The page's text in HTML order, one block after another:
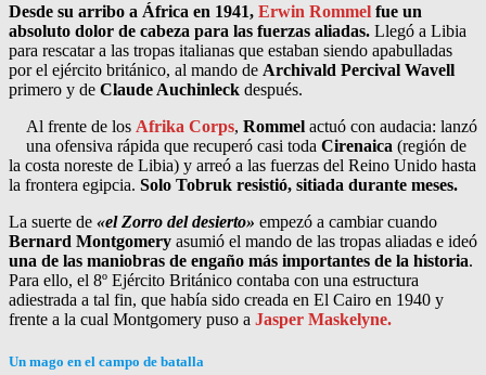
Desde su arribo a África en 1941, Erwin Rommel fue un
absoluto dolor de cabeza para las fuerzas aliadas. Llegó a Libia
para rescatar a las tropas italianas que estaban siendo apabulladas
por el ejército británico, al mando de Archivald Percival Wavell
primero y de Claude Auchinleck después.
Al frente de los Afrika Corps, Rommel actuó con audacia: lanzó
una ofensiva rápida que recuperó casi toda Cirenaica (región de
la costa noreste de Libia) y arreó a las fuerzas del Reino Unido hasta
la frontera egipcia. Solo Tobruk resistió, sitiada durante meses.
La suerte de «el Zorro del desierto» empezó a cambiar cuando
Bernard Montgomery asumió el mando de las tropas aliadas e ideó
una de las maniobras de engaño más importantes de la historia.
Para ello, el 8º Ejército Británico contaba con una estructura
adiestrada a tal fin, que había sido creada en El Cairo en 1940 y
frente a la cual Montgomery puso a Jasper Maskelyne.
Un mago en el campo de batalla